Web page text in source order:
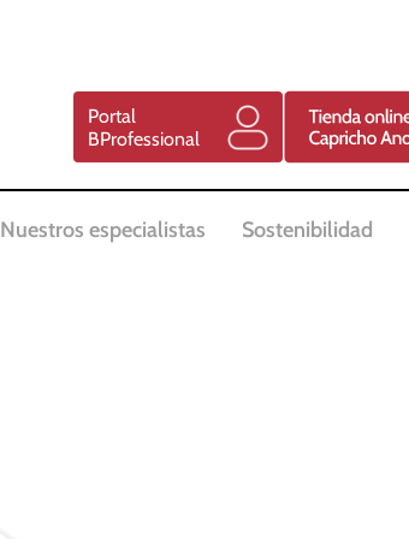
Portal
BProfessional
Nuestros especialistas Sostenibilidad